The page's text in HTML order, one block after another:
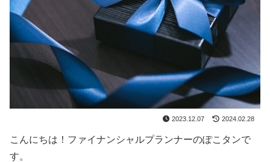
2023.12.07 2024.02.28
こんにちは！ファイナンシャルプランナーのぽこタンで
す。